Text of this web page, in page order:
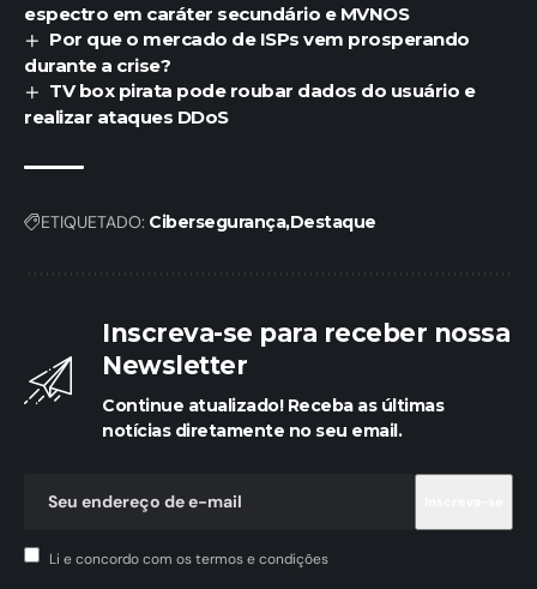
espectro em caráter secundário e MVNOS
Por que o mercado de ISPs vem prosperando
durante a crise?
TV box pirata pode roubar dados do usuário e
realizar ataques DDoS
ETIQUETADO: CibersegurançaDestaque
Inscreva-se para receber nossa
Newsletter
Continue atualizado! Receba as últimas
notícias diretamente no seu email.
Li e concordo com os termos e condições